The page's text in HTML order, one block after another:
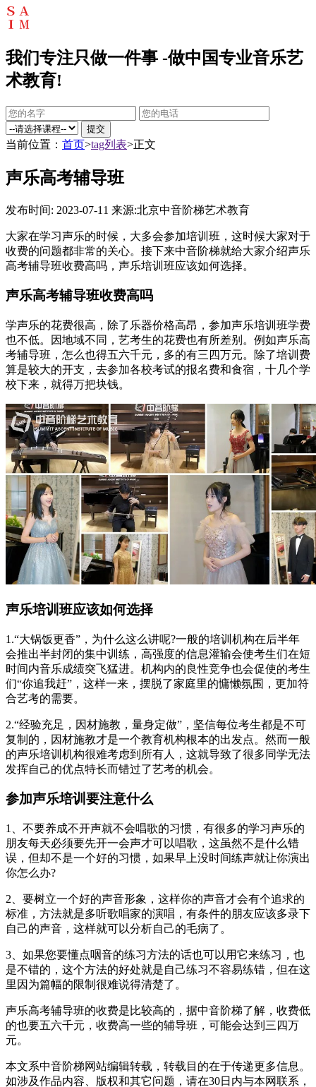
我们专注只做一件事 -做中国专业音乐艺
术教育!
提交
当前位置： 首页>tag列表>正文
声乐高考辅导班
发布时间: 2023-07-11 来源:北京中音阶梯艺术教育
大家在学习声乐的时候，大多会参加培训班，这时候大家对于
收费的问题都非常的关心。接下来中音阶梯就给大家介绍声乐
高考辅导班收费高吗，声乐培训班应该如何选择。
声乐高考辅导班收费高吗
学声乐的花费很高，除了乐器价格高昂，参加声乐培训班学费
也不低。因地域不同，艺考生的花费也有所差别。例如声乐高
考辅导班，怎么也得五六千元，多的有三四万元。除了培训费
算是较大的开支，去参加各校考试的报名费和食宿，十几个学
校下来，就得万把块钱。
声乐培训班应该如何选择
1.“大锅饭更香”，为什么这么讲呢?一般的培训机构在后半年
会推出半封闭的集中训练，高强度的信息灌输会使考生们在短
时间内音乐成绩突飞猛进。机构内的良性竞争也会促使的考生
们“你追我赶”，这样一来，摆脱了家庭里的慵懒氛围，更加符
合艺考的需要。
2.“经验充足，因材施教，量身定做”，坚信每位考生都是不可
复制的，因材施教才是一个教育机构根本的出发点。然而一般
的声乐培训机构很难考虑到所有人，这就导致了很多同学无法
发挥自己的优点特长而错过了艺考的机会。
参加声乐培训要注意什么
1、不要养成不开声就不会唱歌的习惯，有很多的学习声乐的
朋友每天必须要先开一会声才可以唱歌，这虽然不是什么错
误，但却不是一个好的习惯，如果早上没时间练声就让你演出
你怎么办?
2、要树立一个好的声音形象，这样你的声音才会有个追求的
标准，方法就是多听歌唱家的演唱，有条件的朋友应该多录下
自己的声音，这样就可以分析自己的毛病了。
3、如果您要懂点咽音的练习方法的话也可以用它来练习，也
是不错的，这个方法的好处就是自己练习不容易练错，但在这
里因为篇幅的限制很难说得清楚了。
声乐高考辅导班的收费是比较高的，据中音阶梯了解，收费低
的也要五六千元，收费高一些的辅导班，可能会达到三四万
元。
本文系中音阶梯网站编辑转载，转载目的在于传递更多信息。
如涉及作品内容、版权和其它问题，请在30日内与本网联系，